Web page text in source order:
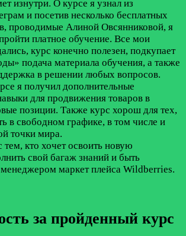
изнутри. О курсе я узнал из
и посетив несколько бесплатных
проводимые Алиной Овсянниковой, я
платное обучение. Все мои
курс конечно полезен, подкупает
подача материала обучения, а также
в решении любых вопросов.
я получил дополнительные
для продвижения товаров в
позиции. Также курс хорош для тех,
в свободном графике, в том числе и
точки мира.
кто хочет освоить новую
свой багаж знаний и быть
маркет плейса Wildberries.
за пройденный курс